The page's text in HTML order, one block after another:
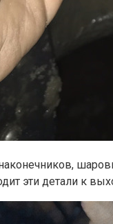
эти детали к